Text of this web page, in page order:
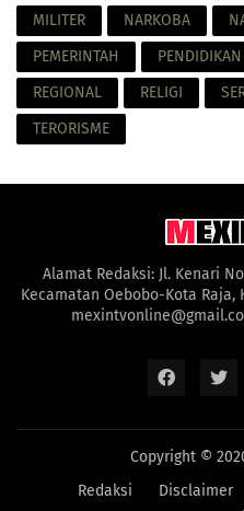
MILITER
NARKOBA
PEMERINTAH
PENDIDIKAN
REGIONAL
RELIGI
TERORISME
Alamat Redaksi: Jl. Kenari
Kecamatan Oebobo-Kota Raja,
Copyright ©
Redaksi
Disclaimer